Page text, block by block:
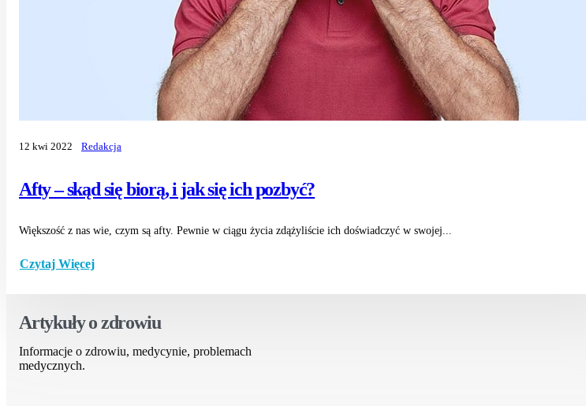
Afty – skąd się biorą, i jak się ich pozbyć?
12 kwi 2022 Redakcja
Większość z nas wie, czym są afty. Pewnie w ciągu życia zdążyliście ich doświadczyć w swojej...
Czytaj Więcej
Artykuły o zdrowiu
Informacje o zdrowiu, medycynie, problemach
medycznych.